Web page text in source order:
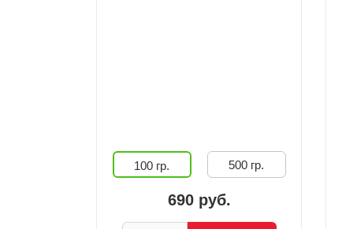
100 гр. 500 гр.
690 руб.